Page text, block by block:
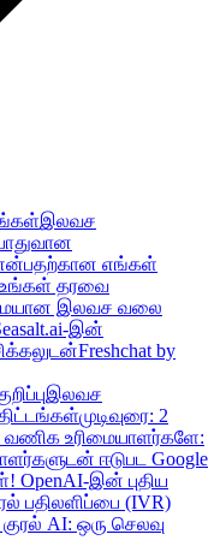
இலவச
எங்கள்
உங்கள் தரவை
இலவச வலை
இன்
Freshchat by
இலவச
முடிவுரை: 2
வணிக உரிமையாளர்களே:
ஈடுபட Google
OpenAI-இன் புதிய
பதிலளிப்பை (IVR)
AI: ஒரு செலவு